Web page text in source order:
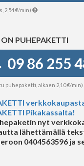
2,54 €/min)
PUHEPAKETTI
09 86 255
puhepaketti, alkaen 2,10 €/min)
Pikakassalta!
nyt
lähettämällä
0404563596 ja